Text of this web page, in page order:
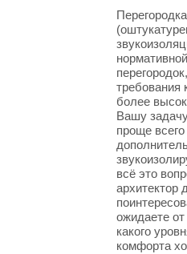
требования
более
Вашу
проще
всё это
архитектор
ожидаете от
какого
комфорта